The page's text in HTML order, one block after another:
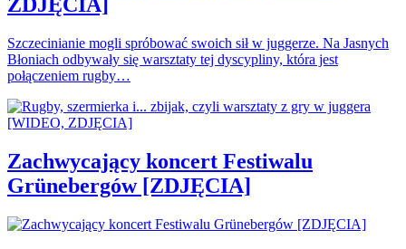
Szczecinianie mogli spróbować swoich sił w juggerze. Na Jasnych
Błoniach odbywały się warsztaty tej dyscypliny, która jest
połączeniem rugby…
Zachwycający koncert Festiwalu
Grünebergów [ZDJĘCIA]